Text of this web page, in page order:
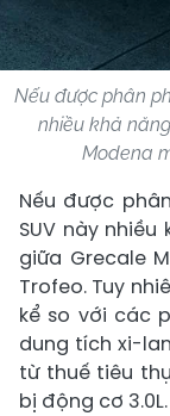
Nếu được phân
nhiều khả
Modena
Nếu được
SUV này
giữa Grecale
Trofeo. Tuy
kể so với các
dung tích xi-
từ thuế tiêu
bị động cơ 3.0L.